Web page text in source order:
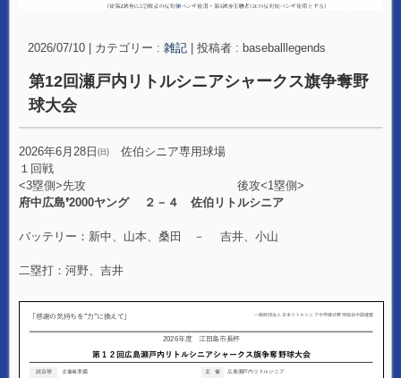
2026/07/10 カテゴリー : 雑記 投稿者 : baseballlegends
第12回瀬戸内リトルシニアシャークス旗争奪野
球大会
2026年6月28日㈰ 佐伯シニア専用球場
１回戦
<3塁側>先攻 後攻<1塁側>
府中広島❜2000ヤング ２－４ 佐伯リトルシニア
バッテリー：新中、山本、桑田 － 吉井、小山
二塁打：河野、吉井